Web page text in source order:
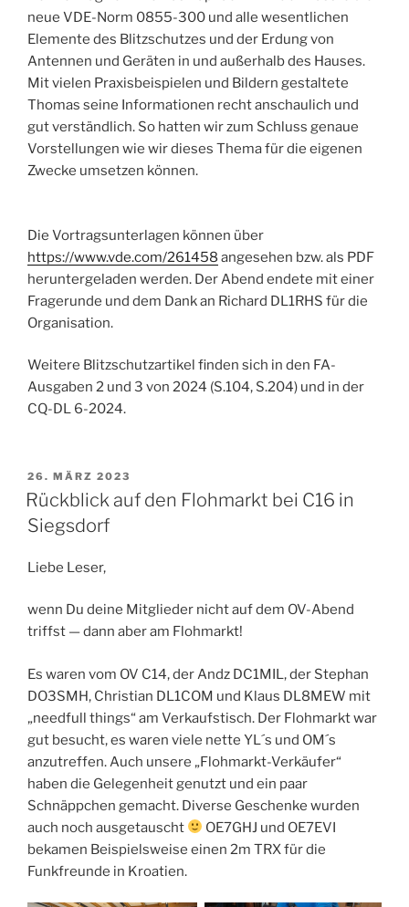
neue VDE-Norm 0855-300 und alle wesentlichen
Elemente des Blitzschutzes und der Erdung von
Antennen und Geräten in und außerhalb des Hauses.
Mit vielen Praxisbeispielen und Bildern gestaltete
Thomas seine Informationen recht anschaulich und
gut verständlich. So hatten wir zum Schluss genaue
Vorstellungen wie wir dieses Thema für die eigenen
Zwecke umsetzen können.
Die Vortragsunterlagen können über
https://www.vde.com/261458 angesehen bzw. als PDF
heruntergeladen werden. Der Abend endete mit einer
Fragerunde und dem Dank an Richard DL1RHS für die
Organisation.
Weitere Blitzschutzartikel finden sich in den FA-
Ausgaben 2 und 3 von 2024 (S.104, S.204) und in der
CQ-DL 6-2024.
VERÖFFENTLICHT
AM
26. MÄRZ 2023
Rückblick auf den Flohmarkt bei C16 in
Siegsdorf
Liebe Leser,
wenn Du deine Mitglieder nicht auf dem OV-Abend
triffst — dann aber am Flohmarkt!
Es waren vom OV C14, der Andz DC1MIL, der Stephan
DO3SMH, Christian DL1COM und Klaus DL8MEW mit
„needfull things“ am Verkaufstisch. Der Flohmarkt war
gut besucht, es waren viele nette YL´s und OM´s
anzutreffen. Auch unsere „Flohmarkt-Verkäufer“
haben die Gelegenheit genutzt und ein paar
Schnäppchen gemacht. Diverse Geschenke wurden
auch noch ausgetauscht
OE7GHJ und OE7EVI
bekamen Beispielsweise einen 2m TRX für die
Funkfreunde in Kroatien.